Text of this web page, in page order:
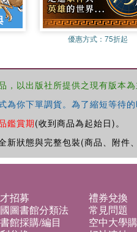
優惠方式：75折起
以出版社所提供之現有版本
你下單調貨。為了縮短等待
鑑賞期(收到商品為起始日)。
狀態與完整包裝(商品、附件
招募 禮券兌換
圖書館分類法 常見問題
館採購/編目 空中大學